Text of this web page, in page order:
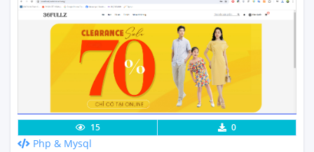
Chi Tiết Xem Thực Tế
15 0
Php & Mysql